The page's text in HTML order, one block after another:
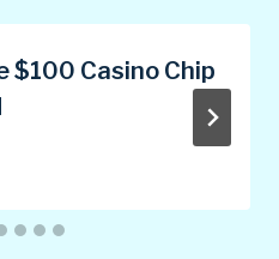
$100 Casino Chip